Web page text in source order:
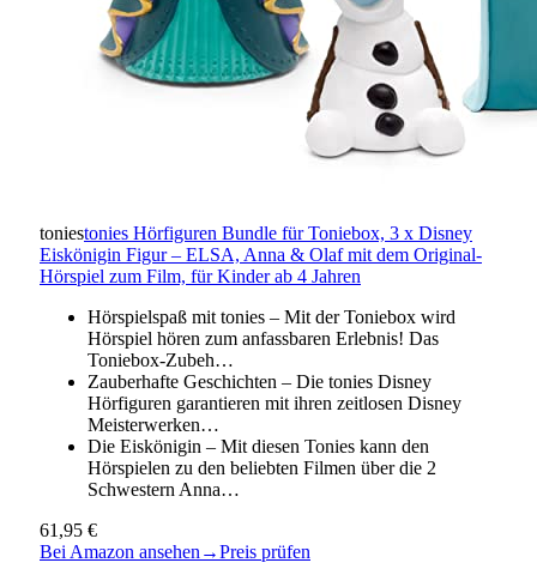
toniestonies Hörfiguren Bundle für Toniebox, 3 x Disney
Eiskönigin Figur – ELSA, Anna & Olaf mit dem Original-
Hörspiel zum Film, für Kinder ab 4 Jahren
Hörspielspaß mit tonies – Mit der Toniebox wird
Hörspiel hören zum anfassbaren Erlebnis! Das
Toniebox-Zubeh…
Zauberhafte Geschichten – Die tonies Disney
Hörfiguren garantieren mit ihren zeitlosen Disney
Meisterwerken…
Die Eiskönigin – Mit diesen Tonies kann den
Hörspielen zu den beliebten Filmen über die 2
Schwestern Anna…
61,95 €
Bei Amazon ansehen →Preis prüfen